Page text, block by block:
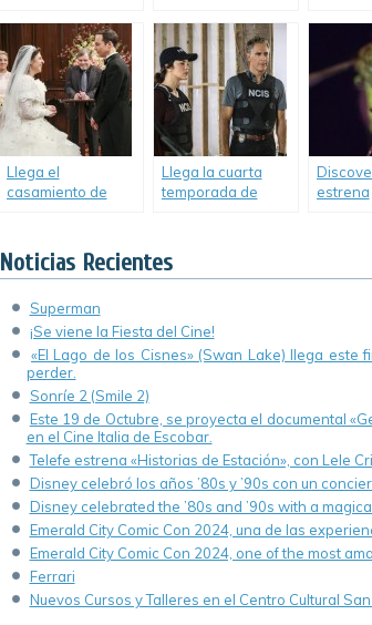
«Bates Motel».
Llega el
casamiento de
Llega la cuarta
temporada de
estrena
Noticias Recientes
Superman
¡Se viene la Fiesta del Cine!
«El Lago de los Cisnes» (Swan Lake) llega
perder.
Sonríe 2 (Smile 2)
Este 19 de Octubre, se proyecta el documental
en el Cine Italia de Escobar.
Telefe estrena «Historias de Estación», con Lele
Disney celebró los años ’80s y ’90s con un
Disney celebrated the ’80s and ’90s with a
Emerald City Comic Con 2024, una de las
Emerald City Comic Con 2024, one of the most
Ferrari
Nuevos Cursos y Talleres en el Centro Cultural